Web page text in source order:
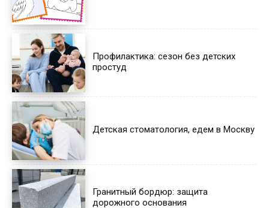
Профилактика: сезон без детских
простуд
Детская стоматология, едем в Москву
Гранитный бордюр: защита
дорожного основания